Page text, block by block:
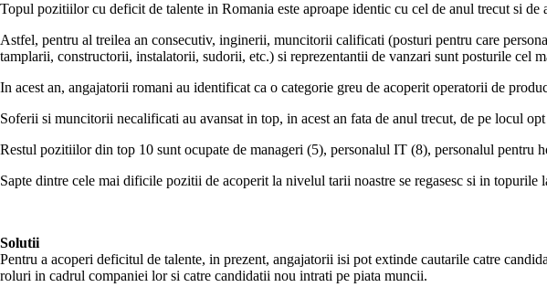
Topul pozitiilor cu deficit de talente in Romania este aproape identic cu cel de anul trecut si de
Astfel, pentru al treilea an consecutiv, inginerii, muncitorii calificati (posturi pentru care
tamplarii, constructorii, instalatorii, sudorii, etc.) si reprezentantii de vanzari sunt posturile cel
In acest an, angajatorii romani au identificat ca o categorie greu de acoperit operatorii de
Soferii si muncitorii necalificati au avansat in top, in acest an fata de anul trecut, de pe locul
Restul pozitiilor din top 10 sunt ocupate de manageri (5), personalul IT (8), personalul pentru
Sapte dintre cele mai dificile pozitii de acoperit la nivelul tarii noastre se regasesc si in
Solutii
Pentru a acoperi deficitul de talente, in prezent, angajatorii isi pot extinde cautarile catre
roluri in cadrul companiei lor si catre candidatii nou intrati pe piata muncii.